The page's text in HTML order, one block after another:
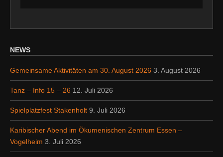
NEWS
Gemeinsame Aktivitäten am 30. August 2026 3. August 2026
Tanz – Info 15 – 26 12. Juli 2026
Spielplatzfest Stakenholt 9. Juli 2026
Karibischer Abend im Ökumenischen Zentrum Essen –
Vogelheim 3. Juli 2026